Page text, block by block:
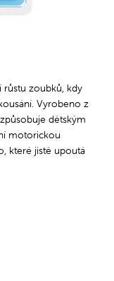
růstu zoubků, kdy
Vyrobeno z
dětským
motorickou
které jistě upoutá